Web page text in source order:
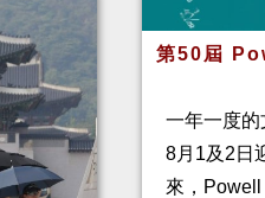
第50屆
一年一度
8月1及2日
來，